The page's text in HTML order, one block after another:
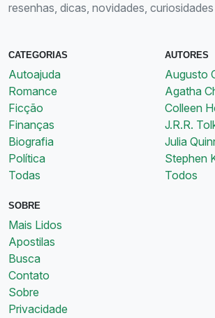
resenhas, dicas, novidades,
CATEGORIAS
Autoajuda
Romance
Ficção
Finanças
Biografia
Política
Todas
AUTORES
Augusto
Agatha
Colleen
J.R.R.
Julia
Stephen
Todos
SOBRE
Mais Lidos
Apostilas
Busca
Contato
Sobre
Privacidade